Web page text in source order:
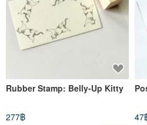
Rubber Stamp: Belly-Up Kitty
277฿ 47